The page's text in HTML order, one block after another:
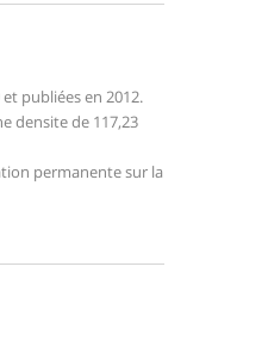
publiées en 2012.
densite de 117,23
permanente sur la